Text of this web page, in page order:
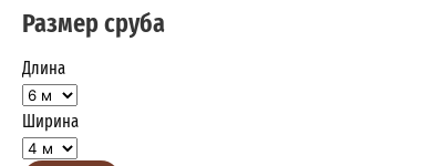
Размер сруба
Длина
Ширина